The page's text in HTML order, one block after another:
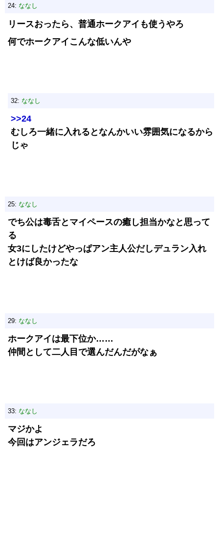
24: ななし
リースおったら、普通ホークアイも使うやろ
何でホークアイこんな低いんや
32: ななし
>>24
むしろ一緒に入れるとなんかいい雰囲気になるから
じゃ
25: ななし
でち公は毒舌とマイペースの癒し担当かなと思って
る
女3にしたけどやっぱアン主人公だしデュラン入れ
とけば良かったな
29: ななし
ホークアイは最下位か……
仲間として二人目で選んだんだがなぁ
33: ななし
マジかよ
今回はアンジェラだろ